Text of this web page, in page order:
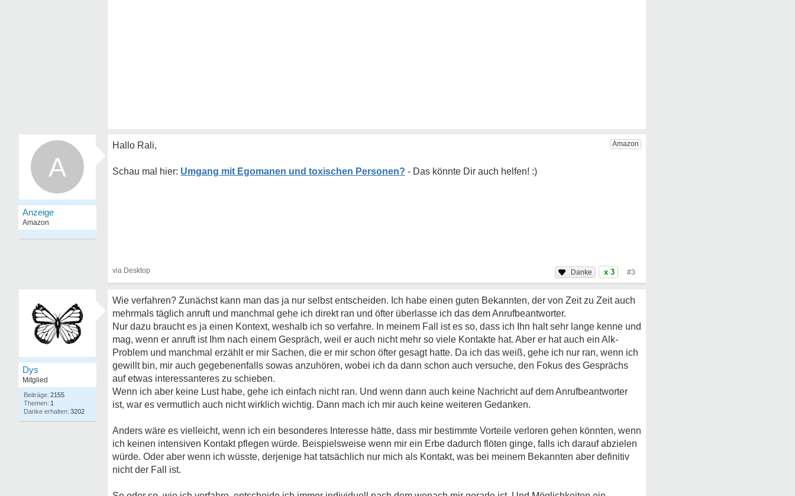
A
Hallo Rali,
Umgang mit Egomanen und toxischen Personen?
x 3 #3
Dys
Mitglied
2155
1
3202
Wie verfahren? Zunächst kann man das ja nur selbst entscheiden. Ich habe einen guten Bekannten, der von Zeit zu Zeit auch
mehrmals täglich anruft und manchmal gehe ich direkt ran und öfter überlasse ich das dem Anrufbeantworter.
Nur dazu braucht es ja einen Kontext, weshalb ich so verfahre. In meinem Fall ist es so, dass ich Ihn halt sehr lange kenne und
mag, wenn er anruft ist Ihm nach einem Gespräch, weil er auch nicht mehr so viele Kontakte hat. Aber er hat auch ein Alk-
Problem und manchmal erzählt er mir Sachen, die er mir schon öfter gesagt hatte. Da ich das weiß, gehe ich nur ran, wenn ich
gewillt bin, mir auch gegebenenfalls sowas anzuhören, wobei ich da dann schon auch versuche, den Fokus des Gesprächs
auf etwas interessanteres zu schieben.
Wenn ich aber keine Lust habe, gehe ich einfach nicht ran. Und wenn dann auch keine Nachricht auf dem Anrufbeantworter
ist, war es vermutlich auch nicht wirklich wichtig. Dann mach ich mir auch keine weiteren Gedanken.
Anders wäre es vielleicht, wenn ich ein besonderes Interesse hätte, dass mir bestimmte Vorteile verloren gehen könnten, wenn
ich keinen intensiven Kontakt pflegen würde. Beispielsweise wenn mir ein Erbe dadurch flöten ginge, falls ich darauf abzielen
würde. Oder aber wenn ich wüsste, derjenige hat tatsächlich nur mich als Kontakt, was bei meinem Bekannten aber definitiv
nicht der Fall ist.